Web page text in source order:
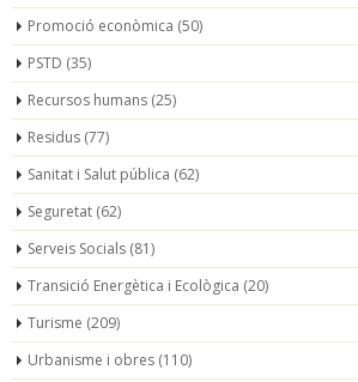
Promoció econòmica (50)
PSTD (35)
Recursos humans (25)
Residus (77)
Sanitat i Salut pública (62)
Seguretat (62)
Serveis Socials (81)
Transició Energètica i Ecològica (20)
Turisme (209)
Urbanisme i obres (110)